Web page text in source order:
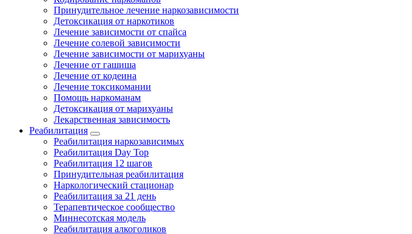
Принудительное лечение наркозависимости
Детоксикация от наркотиков
Лечение зависимости от спайса
Лечение солевой зависимости
Лечение зависимости от марихуаны
Лечение от гашиша
Лечение от кодеина
Лечение токсикомании
Помощь наркоманам
Детоксикация от марихуаны
Лекарственная зависимость
Реабилитация
Реабилитация наркозависимых
Реабилитация Day Top
Реабилитация 12 шагов
Принудительная реабилитация
Наркологический стационар
Реабилитация за 21 день
Терапевтическое сообщество
Миннесотская модель
Реабилитация алкоголиков